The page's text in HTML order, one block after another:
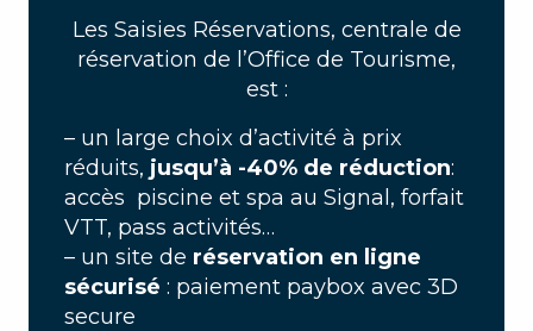
Les Saisies Réservations, centrale de
réservation de l’Office de Tourisme,
est :
– un large choix d’activité à prix
réduits, jusqu’à -40% de réduction:
accès piscine et spa au Signal, forfait
VTT, pass activités…
– un site de réservation en ligne
sécurisé : paiement paybox avec 3D
secure